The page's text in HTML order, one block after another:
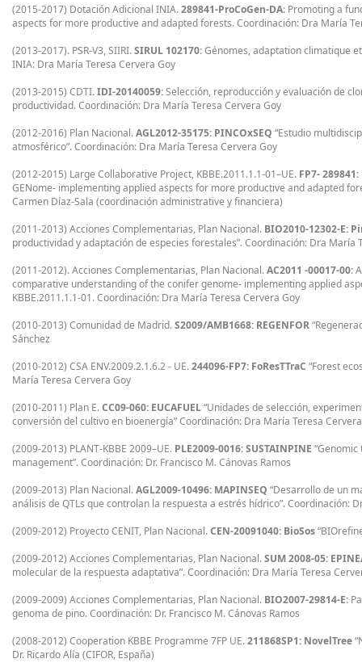
(2015-2017) Dotación Adicional INIA.289841-ProCoGen-DA: Promoting a
aspects for more productive and adapted forests. Coordinación: Dra María
(2013-2017). PSR-V3, SIIRI.SIRUL 102170: Génomes, adaptation climatique
INIA: Dra María Teresa Cervera Goy
(2013-2015) CDTI.IDI-20140059:Selección, reproducción y evaluación de
productividad. Coordinación: Dra María Teresa Cervera Goy
(2012-2016) Plan Nacional.AGL2012-35175: PINCOxSEQ “Estudio
atmosférico”. Coordinación: Dra María Teresa Cervera Goy
(2012-2015) Large Collaborative Project, KBBE.2011.1.1-01–UE. FP7-
GENome- implementing applied aspects for more productive and adapted
Carmen Díaz-Sala (coordinación administrative y financiera)
(2011-2013) Acciones Complementarias, Plan Nacional. BIO2010-12302-E:
productividad y adaptación de especies forestales”. Coordinación: Dra María
(2011-2012). Acciones Complementarias, Plan Nacional.AC2011 -00017-00:
comparative understanding of the conifer genome- implementing applied
KBBE.2011.1.1-01. Coordinación: Dra María Teresa Cervera Goy
(2010-2013) Comunidad de Madrid.S2009/AMB1668: REGENFOR
Sánchez
(2010-2012) CSA ENV.2009.2.1.6.2 - UE.244096-FP7: FoResTTraC “Forest
María Teresa Cervera Goy
(2010-2011) Plan E.CC09-060: EUCAFUEL“Unidades de selección,
conversión del cultivo en bioenergía” Coordinación: Dra María Teresa
(2009-2013) PLANT-KBBE 2009–UE. PLE2009-0016: SUSTAINPINE
management”. Coordinación: Dr. Francisco M. Cánovas Ramos
(2009-2013) Plan Nacional.AGL2009-10496: MAPINSEQ “Desarrollo de un
análisis de QTLs que controlan la respuesta a estrés hídrico”. Coordinación:
(2009-2012) Proyecto CENIT, Plan Nacional.CEN-20091040: BioSos
(2009-2012) Acciones Complementarias, Plan Nacional.SUM 2008-05:
molecular de la respuesta adaptativa”. Coordinación: Dra María Teresa
(2009-2009) Acciones Complementarias, Plan Nacional. BIO2007-29814-E:
genoma de pino. Coordinación: Dr. Francisco M. Cánovas Ramos
(2008-2012) Cooperation KBBE Programme 7FP UE.211868SP1: NovelTree
Dr. Ricardo Alía (CIFOR, España)